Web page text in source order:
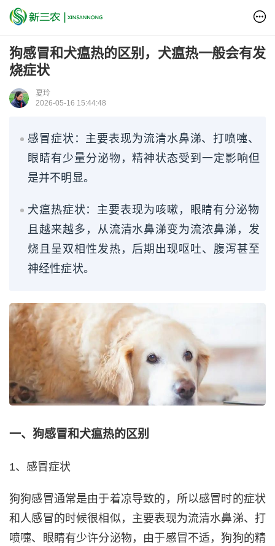
狗感冒和犬瘟热的区别，犬瘟热一般会有发
烧症状
夏玲
2026-05-16 15:44:48
感冒症状：主要表现为流清水鼻涕、打喷嚏、
眼睛有少量分泌物，精神状态受到一定影响但
是并不明显。
犬瘟热症状：主要表现为咳嗽，眼睛有分泌物
且越来越多，从流清水鼻涕变为流浓鼻涕，发
烧且呈双相性发热，后期出现呕吐、腹泻甚至
神经性症状。
一、狗感冒和犬瘟热的区别
1、感冒症状
狗狗感冒通常是由于着凉导致的，所以感冒时的症状
和人感冒的时候很相似，主要表现为流清水鼻涕、打
喷嚏、眼睛有少许分泌物，由于感冒不适，狗狗的精